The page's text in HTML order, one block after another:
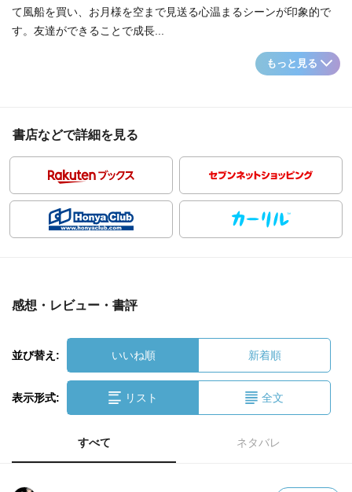
て風船を買い、お月様を空まで見送る心温まるシーンが印象的で
す。友達ができることで成長...
もっと見る
書店などで詳細を見る
感想・レビュー・書評
並び替え: いいね順 新着順
表示形式: リスト 全文
すべて ネタバレ